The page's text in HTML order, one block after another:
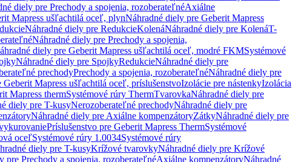
diely pre Prechody a spojenia, rozoberateľnéAxiálne
Mapress ušľachtilá oceľ, plynNáhradné diely pre Geberit Mapress
Náhradné diely pre RedukcieKolenáNáhradné diely pre KolenáT-
Náhradné diely pre Prechody a spojenia,
diely pre Geberit Mapress ušľachtilá oceľ, modré FKMSystémové
Náhradné diely pre SpojkyRedukcieNáhradné diely pre
prechodyPrechody a spojenia, rozoberateľnéNáhradné diely pre
Geberit Mapress ušľachtilá oceľ, príslušenstvoIzolácie pre nástenkyIzolácia
Mapress thermSystémové rúry ThermTvarovkaNáhradné diely pre
diely pre T-kusyNerozoberateľné prechodyNáhradné diely pre
Náhradné diely pre Axiálne kompenzátoryZátkyNáhradné diely pre
Príslušenstvo pre Geberit Mapress ThermSystémové
oceľSystémové rúry 1.0034Systémové rúry
diely pre T-kusyKrížové tvarovkyNáhradné diely pre Krížové
pre Prechody a spojenia, rozoberateľnéAxiálne kompenzátoryNáhradné